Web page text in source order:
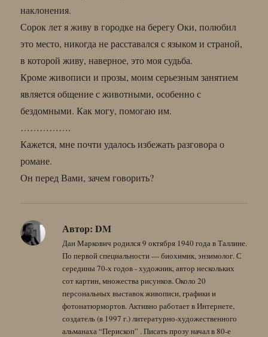
наклонения.
Сорок лет я живу в городке на берегу Оки, полюбил
это место, никогда не расставался с языком и страной,
в которой живу, наверное, это моя судьба.
Кроме живописи и прозы, моим серьезным занятием
является общение с животными, особенно с
бездомными. Как могу, помогаю им.
…………….
Кажется, мне почти удалось избежать разговора о
романе.
Он перед Вами, зачем говорить?
Автор: DM
Дан Маркович родился 9 октября 1940 года в Таллине.
По первой специальности — биохимик, энзимолог. С
середины 70-х годов - художник, автор нескольких
сот картин, множества рисунков. Около 20
персональных выставок живописи, графики и
фотонатюрмортов. Активно работает в Интернете,
создатель (в 1997 г.) литературно-художественного
альманаха “Перископ” . Писать прозу начал в 80-е